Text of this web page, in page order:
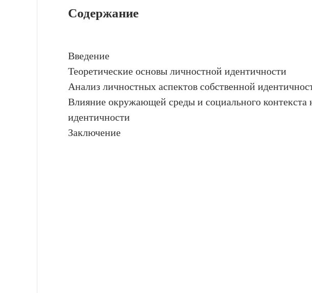
Содержание
Введение
Теоретические основы личностной идентичности
Анализ личностных аспектов собственной
Влияние окружающей среды и социального контекста
идентичности
Заключение